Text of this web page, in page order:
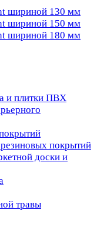
шириной 130 мм
шириной 150 мм
шириной 180 мм
и плитки ПВХ
покрытий
доски и
травы